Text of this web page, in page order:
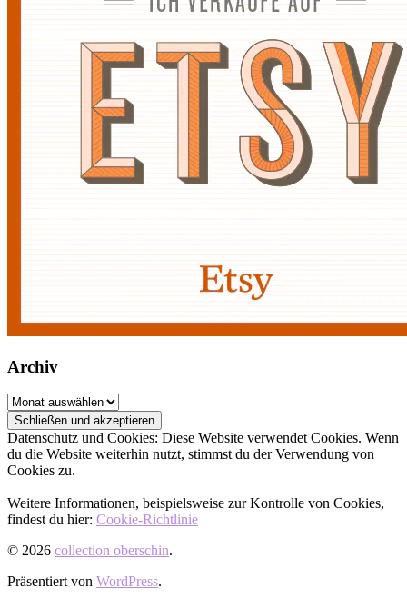
Archiv
Archiv
Datenschutz und Cookies: Diese Website verwendet Cookies. Wenn
du die Website weiterhin nutzt, stimmst du der Verwendung von
Cookies zu.
Weitere Informationen, beispielsweise zur Kontrolle von Cookies,
findest du hier: Cookie-Richtlinie
© 2026 collection oberschin.
Präsentiert von WordPress.